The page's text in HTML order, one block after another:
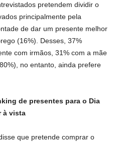
pretendem dividir o
principalmente pela
de dar um presente melhor
(16%). Desses, 37%
com irmãos, 31% com a mãe
no entanto, ainda prefere
de presentes para o Dia
à vista
que pretende comprar o